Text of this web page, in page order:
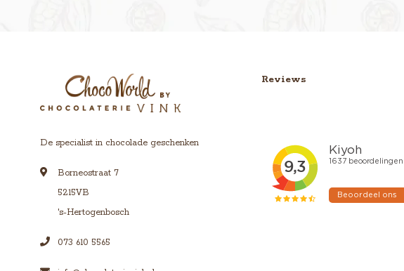
De specialist in chocolade geschenken
Borneostraat 7
5215VB
's-Hertogenbosch
073 610 5565
Reviews